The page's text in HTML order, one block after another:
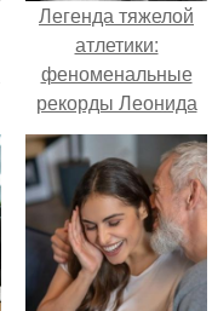
Легенда тяжелой
атлетики:
феноменальные
рекорды Леонида
Тараненко.